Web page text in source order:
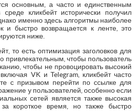
основным, а часто и единственным
кликбейт исторически получил
именно здесь алгоритмы наиболее
и быстро возвращается к ленте, это
ниже.
то есть оптимизация заголовков для
привлекательным, чтобы пользователь
чтобы не провоцировать высокий
VK и Telegram, кликбейт часто
с призывом перейти по ссылке для
у пользователей, особенно если
сетей является также высокая
за короткое время, но также быстро